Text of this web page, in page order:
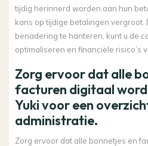
tijdig herinnerd worden aan hun
kans op tijdige betalingen vergroot.
benadering te hanteren, kunt u de
optimaliseren en financiële risico’s
Zorg ervoor dat alle
facturen digitaal
Yuki voor een
administratie.
Zorg ervoor dat alle bonnetjes en